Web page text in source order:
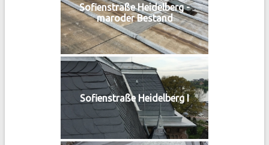
Sofienstraße Heidelberg -
maroder Bestand
Sofienstraße Heidelberg I